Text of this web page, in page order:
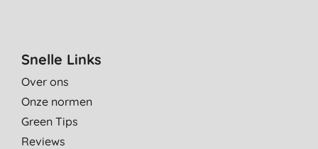
Snelle Links
Over ons
Onze normen
Green Tips
Reviews